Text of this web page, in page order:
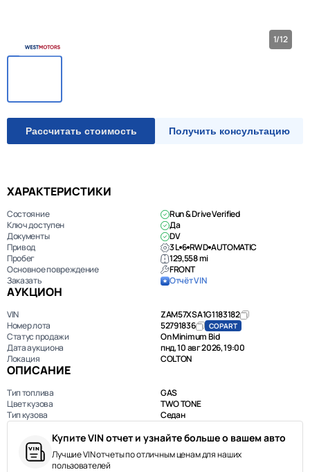
1/12
Рассчитать стоимость Получить консультацию
ХАРАКТЕРИСТИКИ
Состояние
Run & Drive Verified
Ключ доступен
Да
Документы
DV
Привод
3 L 6 RWD AUTOMATIC
Пробег
129,558 mi
Основное повреждение
FRONT
Заказать
Отчёт VIN
АУКЦИОН
VIN
ZAM57XSA1G1183182
Номер лота
52791836 COPART
Статус продажи
On Minimum Bid
Дата аукциона
пнд, 10 авг 2026, 19:00
Локация
COLTON
ОПИСАНИЕ
Тип топлива
GAS
Цвет кузова
TWO TONE
Тип кузова
Седан
Купите VIN отчет и узнайте больше о вашем авто
Лучшие VIN отчеты по отличным ценам для наших
пользователей